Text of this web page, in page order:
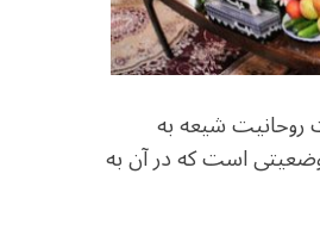
روحانیت شیعه به
است که در آن به